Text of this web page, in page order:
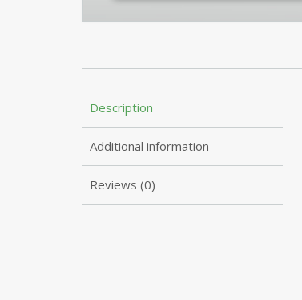
Description
Additional information
Reviews (0)